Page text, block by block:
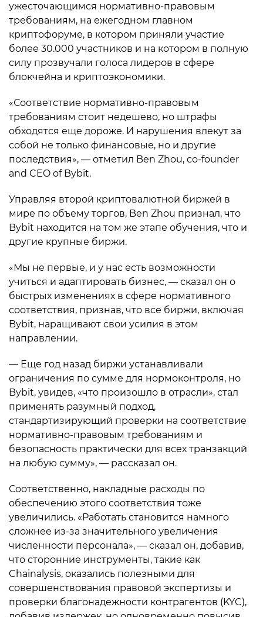
ужесточающимся нормативно-правовым
требованиям, на ежегодном главном
криптофоруме, в котором приняли участие
более 30.000 участников и на котором в полную
силу прозвучали голоса лидеров в сфере
блокчейна и криптоэкономики.
«Соответствие нормативно-правовым
требованиям стоит недешево, но штрафы
обходятся еще дороже. И нарушения влекут за
собой не только финансовые, но и другие
последствия», — отметил Ben Zhou, co-founder
and CEO of Bybit.
Управляя второй криптовалютной биржей в
мире по объему торгов, Ben Zhou признал, что
Bybit находится на том же этапе обучения, что и
другие крупные биржи.
«Мы не первые, и у нас есть возможности
учиться и адаптировать бизнес, — сказал он о
быстрых изменениях в сфере нормативного
соответствия, признав, что все биржи, включая
Bybit, наращивают свои усилия в этом
направлении.
— Еще год назад биржи устанавливали
ограничения по сумме для нормоконтроля, но
Bybit, увидев, «что произошло в отрасли», стал
применять разумный подход,
стандартизирующий проверки на соответствие
нормативно-правовым требованиям и
безопасность практически для всех транзакций
на любую сумму», — рассказал он.
Соответственно, накладные расходы по
обеспечению этого соответствия тоже
увеличились. «Работать становится намного
сложнее из-за значительного увеличения
численности персонала», — сказал он, добавив,
что сторонние инструменты, такие как
Chainalysis, оказались полезными для
совершенствования правовой экспертизы и
проверки благонадежности контрагентов (KYC),